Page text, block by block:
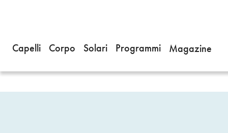
Capelli Corpo Solari Programmi Magazine